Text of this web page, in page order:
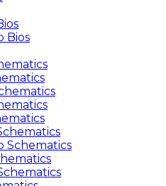
Bios
Schematics